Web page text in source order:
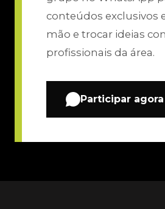
conteúdos exclusivos
mão e trocar ideias
profissionais da área.
Participar agora